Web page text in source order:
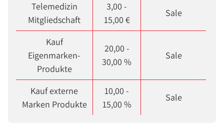
Telemedizin
Mitgliedschaft
3,00 -
15,00 €
Sale
Kauf
Eigenmarken-
Produkte
20,00 -
30,00 %
Sale
Kauf externe
Marken Produkte
10,00 -
15,00 %
Sale